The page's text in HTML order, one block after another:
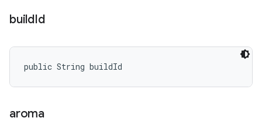
buildId
public String buildId
aroma